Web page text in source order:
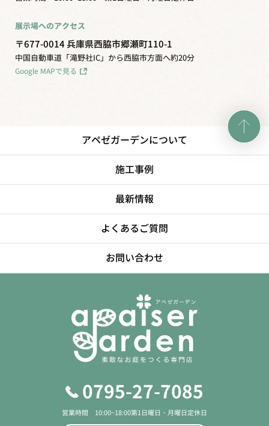
展示場へのアクセス
〒677-0014 兵庫県西脇市郷瀬町110-1
中国自動車道「滝野社IC」から西脇市方面へ約20分
Google MAPで見る
アペゼガーデンについて
施工事例
最新情報
よくあるご質問
お問い合わせ
0795-27-7085
営業時間 10:00~18:00第1日曜日・月曜日定休日